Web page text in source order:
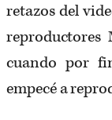
retazos del
cuando por
empecé a